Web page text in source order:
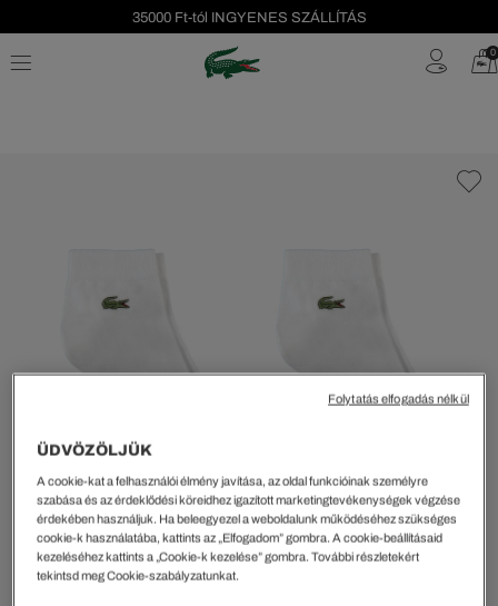
Ingyenes visszaküldés!
0
ÜDVÖZÖLJÜK
A cookie-kat a felhasználói élmény javítása, az oldal funkcióinak személyre
szabása és az érdeklődési köreidhez igazított marketingtevékenységek végzése
érdekében használjuk. Ha beleegyezel a weboldalunk működéséhez szükséges
cookie-k használatába, kattints az „Elfogadom” gombra. A cookie-beállításaid
kezeléséhez kattints a „Cookie-k kezelése” gombra. További részletekért
tekintsd meg Cookie-szabályzatunkat.
Folytatás elfogadás nélkül